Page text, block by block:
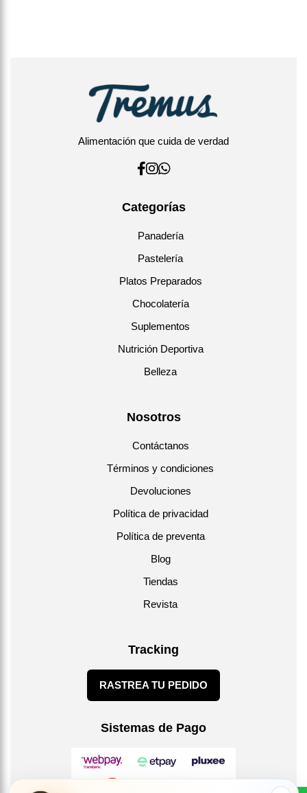
Alimentación que cuida de verdad
Categorías
Panadería
Pastelería
Platos Preparados
Chocolatería
Suplementos
Nutrición Deportiva
Belleza
Nosotros
Contáctanos
Términos y condiciones
Devoluciones
Política de privacidad
Política de preventa
Blog
Tiendas
Revista
Tracking
RASTREA TU PEDIDO
Sistemas de Pago